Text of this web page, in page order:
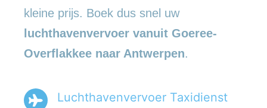
kleine prijs. Boek dus snel uw
luchthavenvervoer vanuit Goeree-
Overflakkee naar Antwerpen.
Luchthavenvervoer Taxidienst